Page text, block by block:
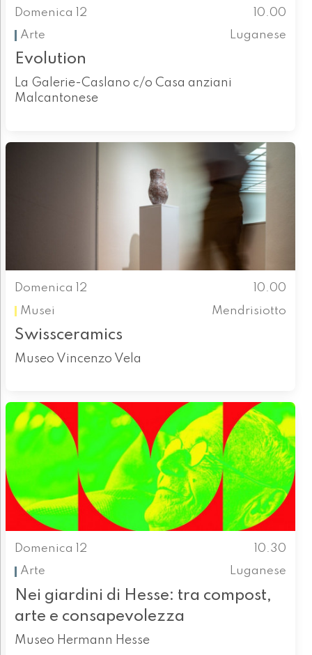
Domenica 12
10.00
Arte
Luganese
Evolution
La Galerie-Caslano c/o Casa anziani
Malcantonese
Domenica 12
10.00
Musei
Mendrisiotto
Swissceramics
Museo Vincenzo Vela
Domenica 12
10.30
Arte
Luganese
Nei giardini di Hesse: tra compost,
arte e consapevolezza
Museo Hermann Hesse